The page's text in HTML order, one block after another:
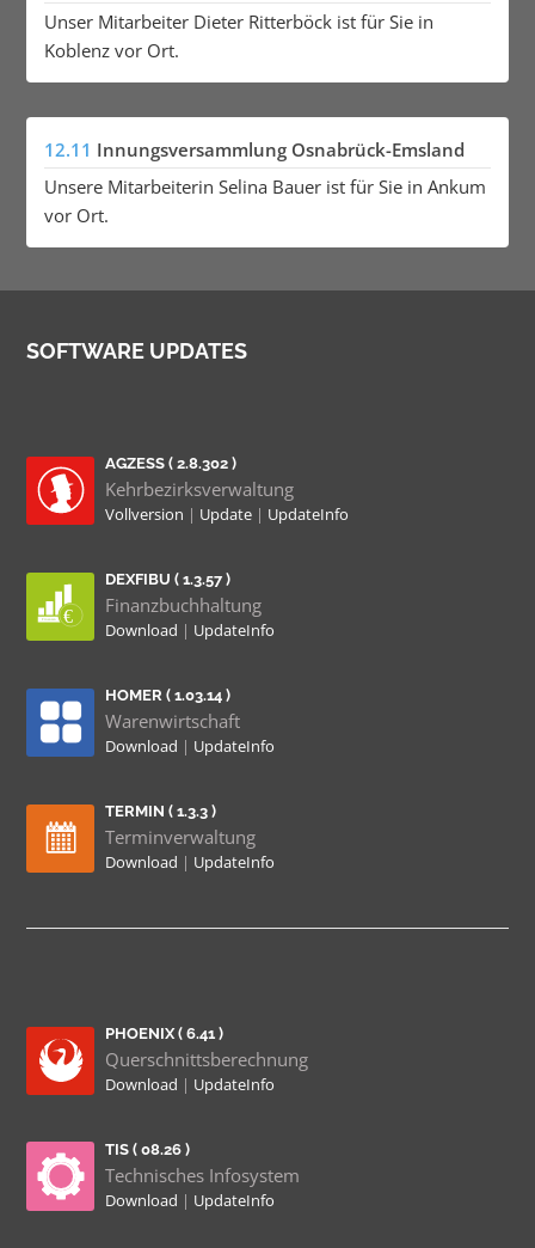
Unser Mitarbeiter Dieter Ritterböck ist für Sie in
Koblenz vor Ort.
12.11 Innungsversammlung Osnabrück-Emsland
Unsere Mitarbeiterin Selina Bauer ist für Sie in Ankum
vor Ort.
SOFTWARE UPDATES
AGZESS ( 2.8.302 )
Kehrbezirksverwaltung
Vollversion | Update | UpdateInfo
DEXFIBU ( 1.3.57 )
Finanzbuchhaltung
Download | UpdateInfo
HOMER ( 1.03.14 )
Warenwirtschaft
Download | UpdateInfo
TERMIN ( 1.3.3 )
Terminverwaltung
Download | UpdateInfo
PHOENIX ( 6.41 )
Querschnittsberechnung
Download | UpdateInfo
TIS ( 08.26 )
Technisches Infosystem
Download | UpdateInfo